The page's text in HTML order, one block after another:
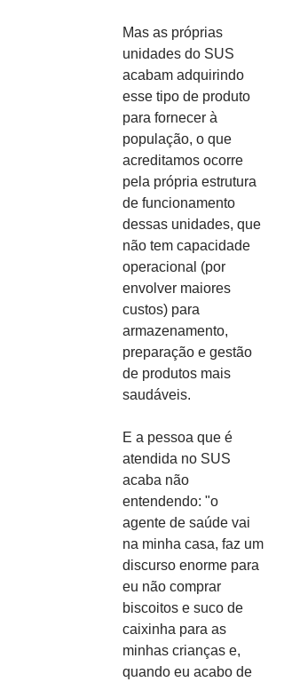
Mas as próprias
unidades do SUS
acabam adquirindo
esse tipo de produto
para fornecer à
população, o que
acreditamos ocorre
pela própria estrutura
de funcionamento
dessas unidades, que
não tem capacidade
operacional (por
envolver maiores
custos) para
armazenamento,
preparação e gestão
de produtos mais
saudáveis.
E a pessoa que é
atendida no SUS
acaba não
entendendo: "o
agente de saúde vai
na minha casa, faz um
discurso enorme para
eu não comprar
biscoitos e suco de
caixinha para as
minhas crianças e,
quando eu acabo de